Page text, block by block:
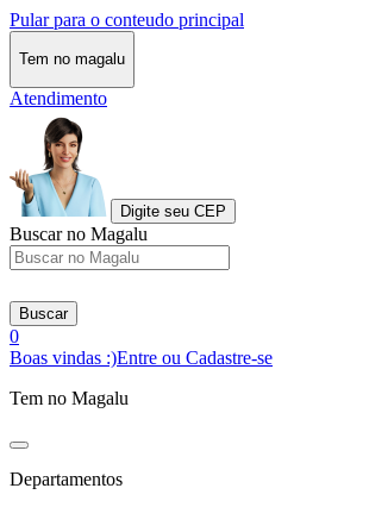
Pular para o conteudo principal
Tem no magalu
Atendimento
Digite seu CEP
Buscar no Magalu
Buscar
0
Boas vindas :)Entre ou Cadastre-se
Tem no Magalu
Departamentos